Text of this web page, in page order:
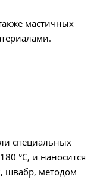
мастичных
специальных
°С, и наносится
швабр, методом